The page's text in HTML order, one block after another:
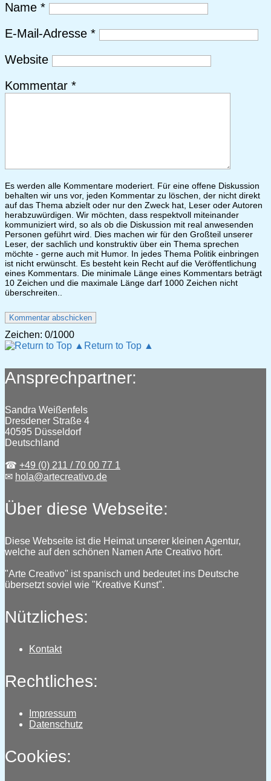
Name *
E-Mail-Adresse *
Website
Kommentar *
Es werden alle Kommentare moderiert. Für eine offene Diskussion
behalten wir uns vor, jeden Kommentar zu löschen, der nicht direkt
auf das Thema abzielt oder nur den Zweck hat, Leser oder Autoren
herabzuwürdigen. Wir möchten, dass respektvoll miteinander
kommuniziert wird, so als ob die Diskussion mit real anwesenden
Personen geführt wird. Dies machen wir für den Großteil unserer
Leser, der sachlich und konstruktiv über ein Thema sprechen
möchte - gerne auch mit Humor. In jedes Thema Politik einbringen
ist nicht erwünscht. Es besteht kein Recht auf die Veröffentlichung
eines Kommentars. Die minimale Länge eines Kommentars beträgt
10 Zeichen und die maximale Länge darf 1000 Zeichen nicht
überschreiten..
Zeichen: 0/1000
Return to Top ▲
Ansprechpartner:
Sandra Weißenfels
Dresdener Straße 4
40595 Düsseldorf
Deutschland
☎ +49 (0) 211 / 70 00 77 1
✉ hola@artecreativo.de
Über diese Webseite:
Diese Webseite ist die Heimat unserer kleinen Agentur,
welche auf den schönen Namen Arte Creativo hört.
"Arte Creativo" ist spanisch und bedeutet ins Deutsche
übersetzt soviel wie "Kreative Kunst".
Nützliches:
Kontakt
Rechtliches:
Impressum
Datenschutz
Cookies: